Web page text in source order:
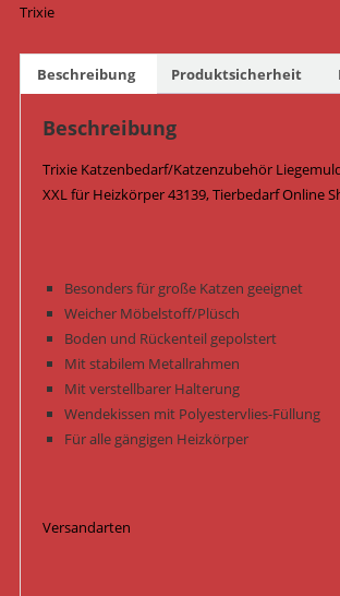
43139
Braun/Taupe
Menge
Trixie
Beschreibung Produktsicherheit
Beschreibung
Trixie Katzenbedarf/Katzenzubehör
XXL für Heizkörper 43139, Tierbedarf Online
Besonders für große Katzen geeignet
Weicher Möbelstoff/Plüsch
Boden und Rückenteil gepolstert
Mit stabilem Metallrahmen
Mit verstellbarer Halterung
Wendekissen mit Polyestervlies-Füllung
Für alle gängigen Heizkörper
Versandarten